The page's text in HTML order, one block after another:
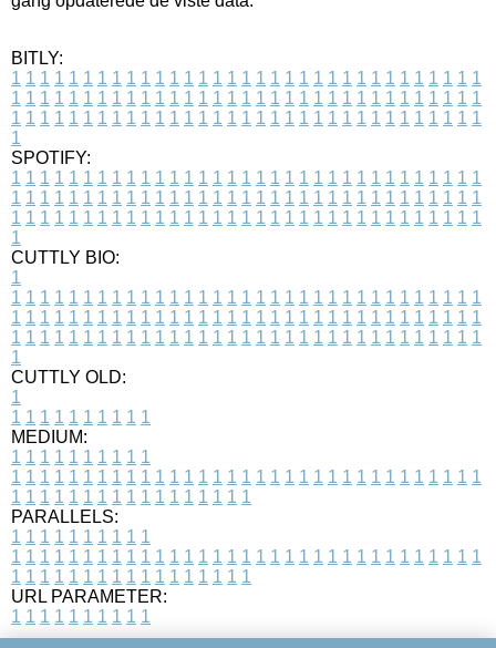
BITLY:
1 1 1 1 1 1 1 1 1 1 1 1 1 1 1 1 1 1 1 1 1 1 1 1 1 1 1 1 1 1 1 1 1
1 1 1 1 1 1 1 1 1 1 1 1 1 1 1 1 1 1 1 1 1 1 1 1 1 1 1 1 1 1 1 1 1
1 1 1 1 1 1 1 1 1 1 1 1 1 1 1 1 1 1 1 1 1 1 1 1 1 1 1 1 1 1 1 1 1
1
SPOTIFY:
1 1 1 1 1 1 1 1 1 1 1 1 1 1 1 1 1 1 1 1 1 1 1 1 1 1 1 1 1 1 1 1 1
1 1 1 1 1 1 1 1 1 1 1 1 1 1 1 1 1 1 1 1 1 1 1 1 1 1 1 1 1 1 1 1 1
1 1 1 1 1 1 1 1 1 1 1 1 1 1 1 1 1 1 1 1 1 1 1 1 1 1 1 1 1 1 1 1 1
1
CUTTLY BIO:
1
1 1 1 1 1 1 1 1 1 1 1 1 1 1 1 1 1 1 1 1 1 1 1 1 1 1 1 1 1 1 1 1 1
1 1 1 1 1 1 1 1 1 1 1 1 1 1 1 1 1 1 1 1 1 1 1 1 1 1 1 1 1 1 1 1 1
1 1 1 1 1 1 1 1 1 1 1 1 1 1 1 1 1 1 1 1 1 1 1 1 1 1 1 1 1 1 1 1 1
1
CUTTLY OLD:
1
1 1 1 1 1 1 1 1 1 1
MEDIUM:
1 1 1 1 1 1 1 1 1 1
1 1 1 1 1 1 1 1 1 1 1 1 1 1 1 1 1 1 1 1 1 1 1 1 1 1 1 1 1 1 1 1 1
1 1 1 1 1 1 1 1 1 1 1 1 1 1 1 1 1
PARALLELS:
1 1 1 1 1 1 1 1 1 1
1 1 1 1 1 1 1 1 1 1 1 1 1 1 1 1 1 1 1 1 1 1 1 1 1 1 1 1 1 1 1 1 1
1 1 1 1 1 1 1 1 1 1 1 1 1 1 1 1 1
URL PARAMETER:
1 1 1 1 1 1 1 1 1 1